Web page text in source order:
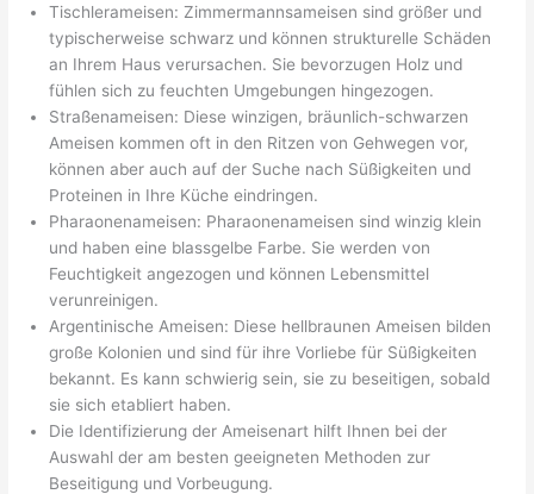
Tischlerameisen: Zimmermannsameisen sind größer und
typischerweise schwarz und können strukturelle Schäden
an Ihrem Haus verursachen. Sie bevorzugen Holz und
fühlen sich zu feuchten Umgebungen hingezogen.
Straßenameisen: Diese winzigen, bräunlich-schwarzen
Ameisen kommen oft in den Ritzen von Gehwegen vor,
können aber auch auf der Suche nach Süßigkeiten und
Proteinen in Ihre Küche eindringen.
Pharaonenameisen: Pharaonenameisen sind winzig klein
und haben eine blassgelbe Farbe. Sie werden von
Feuchtigkeit angezogen und können Lebensmittel
verunreinigen.
Argentinische Ameisen: Diese hellbraunen Ameisen bilden
große Kolonien und sind für ihre Vorliebe für Süßigkeiten
bekannt. Es kann schwierig sein, sie zu beseitigen, sobald
sie sich etabliert haben.
Die Identifizierung der Ameisenart hilft Ihnen bei der
Auswahl der am besten geeigneten Methoden zur
Beseitigung und Vorbeugung.